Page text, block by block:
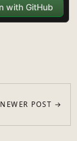
NEWER POST →